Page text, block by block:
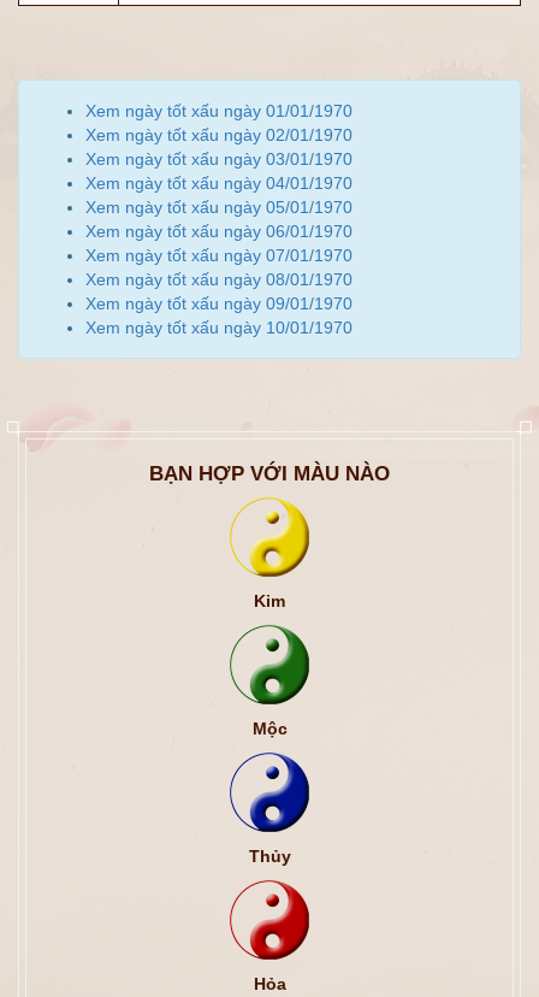
Xem ngày tốt xấu ngày 01/01/1970
Xem ngày tốt xấu ngày 02/01/1970
Xem ngày tốt xấu ngày 03/01/1970
Xem ngày tốt xấu ngày 04/01/1970
Xem ngày tốt xấu ngày 05/01/1970
Xem ngày tốt xấu ngày 06/01/1970
Xem ngày tốt xấu ngày 07/01/1970
Xem ngày tốt xấu ngày 08/01/1970
Xem ngày tốt xấu ngày 09/01/1970
Xem ngày tốt xấu ngày 10/01/1970
BẠN HỢP VỚI MÀU NÀO
Kim
Mộc
Thủy
Hỏa